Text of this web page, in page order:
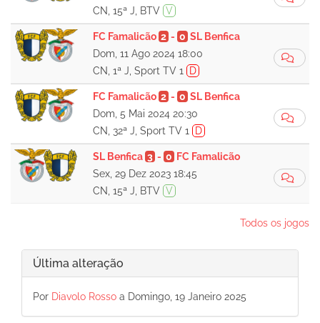
CN, 15ª J, BTV V
FC Famalicão 2- 0 SL Benfica
Dom, 11 Ago 2024 18:00
CN, 1ª J, Sport TV 1
D
FC Famalicão 2- 0 SL Benfica
Dom, 5 Mai 2024 20:30
CN, 32ª J, Sport TV 1
D
SL Benfica 3- 0
FC Famalicão
Sex, 29 Dez 2023 18:45
CN, 15ª J, BTV V
Todos os jogos
Última alteração
Por Diavolo Rosso a Domingo, 19 Janeiro 2025